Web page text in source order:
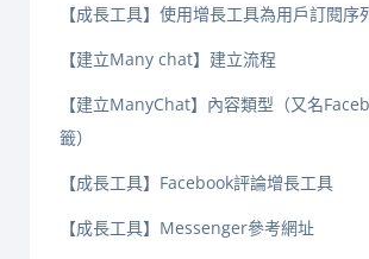
【成長工具】使用增長工具為用戶訂閱序
【建立Many chat】建立流程
【建立ManyChat】內容類型（又名
籤）
【成長工具】Facebook評論增長工具
【成長工具】Messenger參考網址